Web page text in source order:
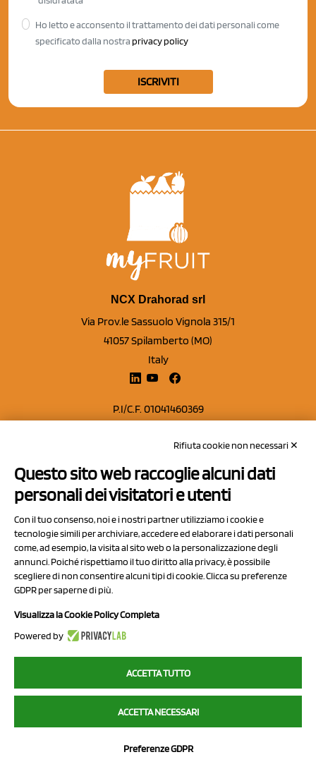
Ho letto e acconsento il trattamento dei dati personali come
specificato dalla nostra privacy policy
ISCRIVITI
NCX Drahorad srl
Via Prov.le Sassuolo Vignola 315/1
41057 Spilamberto (MO)
Italy
P.I/C.F. 01041460369
Capitale sociale Euro 50.000,00 i.v.
Contatti
Privacy Policy
Cookie Policy
Chi Siamo
2023 NCX Drahorad srl - All rights reserved
myfruit.it è parte del network diNCX DRAHORAD
NCX Drahorad - Via Provinciale Vignola-Sassuolo 315/1 - 41057
Rifiuta cookie non necessari ✕
Questo sito web raccoglie alcuni dati
personali dei visitatori e utenti
Con il tuo consenso, noi e i nostri partner utilizziamo i cookie e
tecnologie simili per archiviare, accedere ed elaborare i dati personali
come, ad esempio, la visita al sito web o la personalizzazione degli
annunci. Poiché rispettiamo il tuo diritto alla privacy, è possibile
scegliere di non consentire alcuni tipi di cookie. Clicca su preferenze
GDPR per saperne di più.
Visualizza la Cookie Policy Completa
Powered by
ACCETTA TUTTO
ACCETTA NECESSARI
Preferenze GDPR